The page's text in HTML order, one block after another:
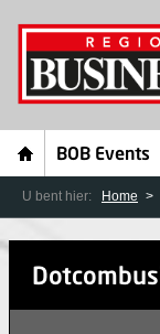
BOB Events
U bent hier: Home